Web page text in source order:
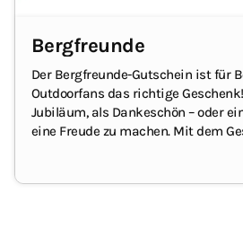
Bergfreunde
Der Bergfreunde-Gutschein ist für
Outdoorfans das richtige
Jubiläum, als Dankeschön – oder
eine Freude zu machen. Mit dem
aussuchen.